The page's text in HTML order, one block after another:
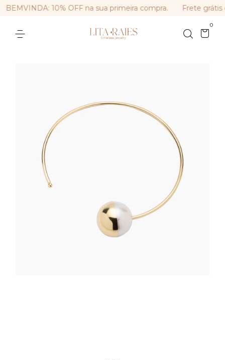
10% OFF na sua primeira compra. Frete grátis
0